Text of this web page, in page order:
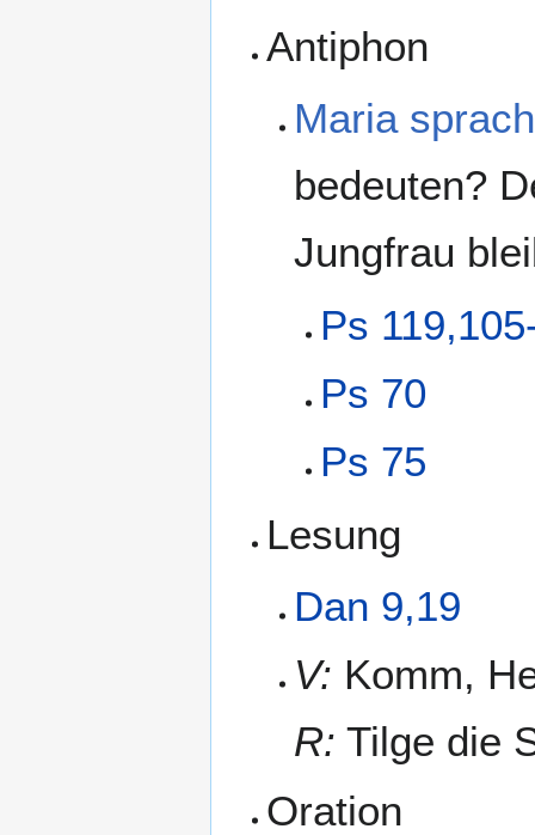
Antiphon
Maria
bedeuten?
Jungfrau
Ps
Ps 70
Ps 75
Lesung
Dan 9,19
V: Komm,
R: Tilge die
Oration